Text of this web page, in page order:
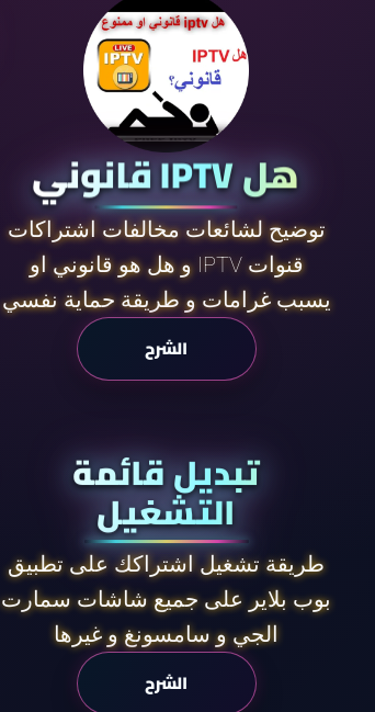
هل IPTV قانوني
توضيح لشائعات مخالفات اشتراكات
قنوات IPTV و هل هو قانوني او
يسبب غرامات و طريقة حماية نفسي
الشرح
تبديل قائمة
التشغيل
طريقة تشغيل اشتراكك على تطبيق
بوب بلاير على جميع شاشات سمارت
الجي و سامسونغ و غيرها
الشرح